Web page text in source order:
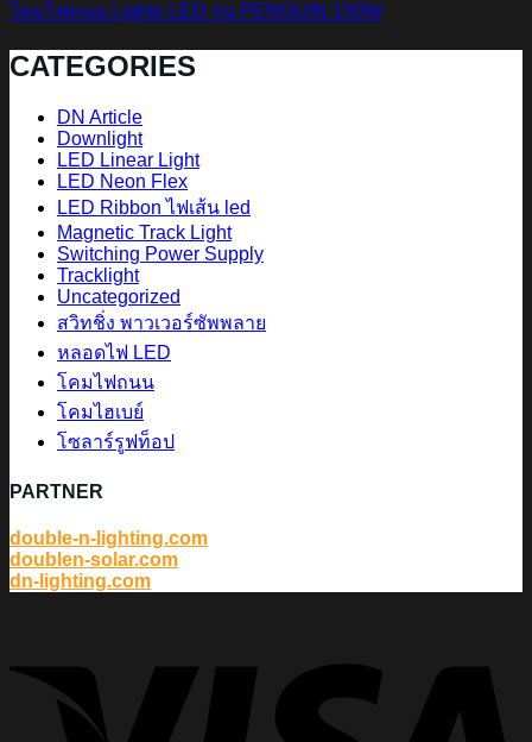
โคมไฟถนน Lighto LED รุ่น PENGUIN 150W
CATEGORIES
DN Article
Downlight
LED Linear Light
LED Neon Flex
LED Ribbon ไฟเส้น led
Magnetic Track Light
Switching Power Supply
Tracklight
Uncategorized
สวิทชิ่ง พาวเวอร์ซัพพลาย
หลอดไฟ LED
โคมไฟถนน
โคมไฮเบย์
โซลาร์รูฟท็อป
PARTNER
double-n-lighting.com
doublen-solar.com
dn-lighting.com